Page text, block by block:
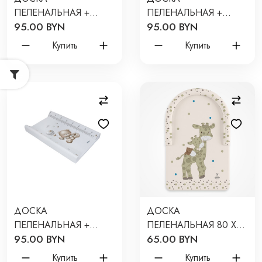
ПЕЛЕНАЛЬНАЯ +
ЧЕХОЛ МИШКА
СЕРЫЙ С
РОСТОМЕРОМ PITUSO
4202-16
95.00 BYN
Купить
ПЕЛЕНАЛЬНАЯ +
ЧЕХОЛ МИШУТКА НА
ОБЛАКЕ С
РОСТОМЕРОМ PITUSO
95.00 BYN
Купить
ДОСКА
ПЕЛЕНАЛЬНАЯ +
ЧЕХОЛ МИШУТКА С
РОСТОМЕРОМ PITUSO
95.00 BYN
Купить
ДОСКА
ПЕЛЕНАЛЬНАЯ 80 Х
50 СМ КОМФОРТ
ЦВЕТ: ЖИРАФ
65.00 BYN
Купить